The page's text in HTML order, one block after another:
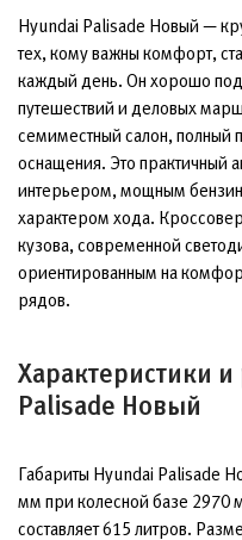
Hyundai Palisade Новый —
тех, кому важны комфорт,
каждый день. Он хорошо
путешествий и деловых
семиместный салон, полный
оснащения. Это практичный
интерьером, мощным
характером хода.
кузова, современной
ориентированным на
рядов.
Характеристики
Palisade Новый
Габариты Hyundai Palisade
мм при колесной базе 2970
составляет 615 литров.